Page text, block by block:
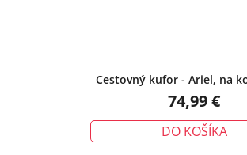
Cestovný kufor - Ariel, na
cestovný, veľký,
74,99 €
DO KOŠÍKA